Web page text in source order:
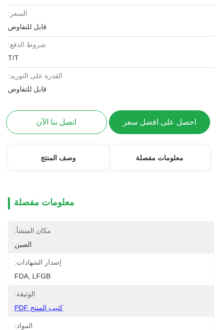
السعر:
قابل للتفاوض
شروط الدفع:
T/T
القدرة على التوريد:
قابل للتفاوض
احصل على افضل سعر اتصل بنا الآن
معلومات مفصلة وصف المنتج
معلومات مفصلة
مكان المنشأ:
الصين
إصدار الشهادات:
FDA, LFGB
الوثيقة:
كتيب المنتج PDF
المواد: